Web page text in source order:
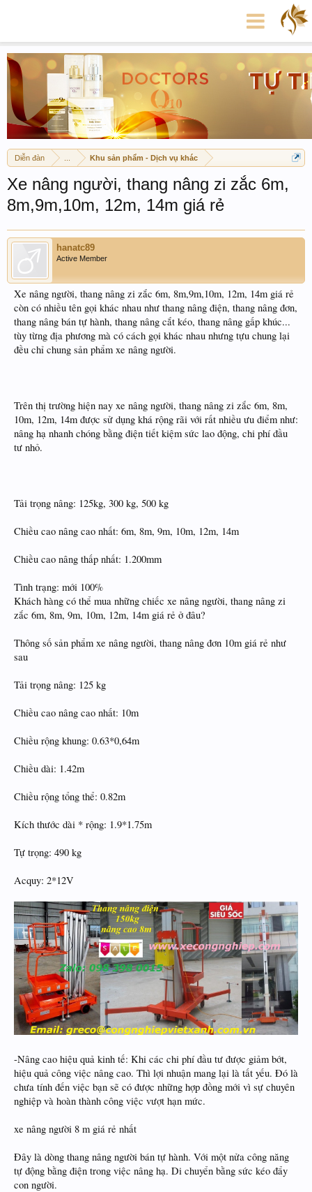
Diễn đàn Khu sản phẩm - Dịch vụ khác
Xe nâng người, thang nâng zi zắc 6m,
8m,9m,10m, 12m, 14m giá rẻ
hanatc89
Active Member
Xe nâng người, thang nâng zi zắc 6m, 8m,9m,10m, 12m, 14m giá rẻ
còn có nhiều tên gọi khác nhau như thang nâng điện, thang nâng đơn,
thang nâng bán tự hành, thang nâng cắt kéo, thang nâng gấp khúc...
tùy từng địa phương mà có cách gọi khác nhau nhưng tựu chung lại
đều chỉ chung sản phẩm xe nâng người.
Trên thị trường hiện nay xe nâng người, thang nâng zi zắc 6m, 8m,
10m, 12m, 14m được sử dụng khá rộng rãi với rất nhiều ưu điểm như:
nâng hạ nhanh chóng bằng điện tiết kiệm sức lao động, chi phí đầu
tư nhỏ.
Tải trọng nâng: 125kg, 300 kg, 500 kg
Chiều cao nâng cao nhất: 6m, 8m, 9m, 10m, 12m, 14m
Chiều cao nâng thấp nhất: 1.200mm
Tình trạng: mới 100%
Khách hàng có thể mua những chiếc xe nâng người, thang nâng zi
zắc 6m, 8m, 9m, 10m, 12m, 14m giá rẻ ở đâu?
Thông số sản phẩm xe nâng người, thang nâng đơn 10m giá rẻ như
sau
Tải trọng nâng: 125 kg
Chiều cao nâng cao nhất: 10m
Chiều rộng khung: 0.63*0,64m
Chiều dài: 1.42m
Chiều rộng tổng thể: 0.82m
Kích thước dài * rộng: 1.9*1.75m
Tự trọng: 490 kg
Acquy: 2*12V
-Nâng cao hiệu quả kinh tế: Khi các chi phí đầu tư được giảm bớt,
hiệu quả công việc nâng cao. Thì lợi nhuận mang lại là tất yếu. Đó là
chưa tính đến việc bạn sẽ có được những hợp đồng mới vì sự chuyên
nghiệp và hoàn thành công việc vượt hạn mức.
xe nâng người 8 m giá rẻ nhất
Đây là dòng thang nâng người bán tự hành. Với một nửa công năng
tự động bằng điện trong việc nâng hạ. Di chuyển bằng sức kéo đẩy
con người.